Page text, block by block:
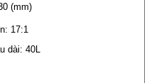
(mm)
17:1
40L